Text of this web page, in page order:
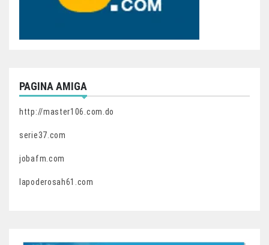
PAGINA AMIGA
http://master106.com.do
serie37.com
jobafm.com
lapoderosah61.com